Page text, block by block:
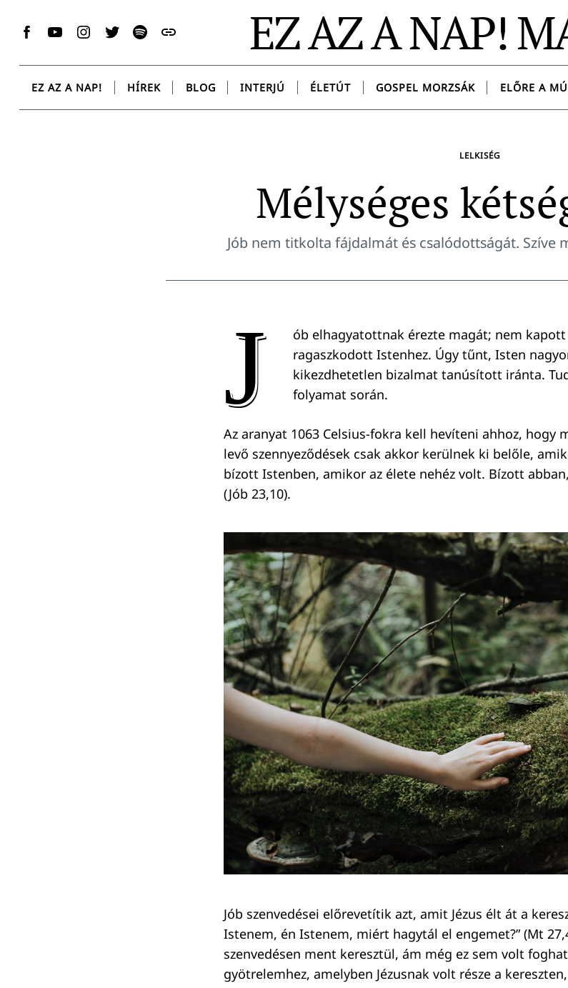
Facebook
YouTubeInstagram
TwitterSpotifyMessenger EZ AZ A NAP!
EZ AZ A NAP! HÍREK BLOG INTERJÚ ÉLETÚT GOSPEL MORZSÁK ELŐRE A
LELKISÉG
Mélységes
Jób nem titkolta fájdalmát és csalódottságát. Szíve
J
ób elhagyatottnak érezte magát; nem
ragaszkodott Istenhez. Úgy tűnt, Isten
kikezdhetetlen bizalmat tanúsított iránta.
folyamat során.
Az aranyat 1063 Celsius-fokra kell hevíteni ahhoz, hogy
levő szennyeződések csak akkor kerülnek ki belőle,
bízott Istenben, amikor az élete nehéz volt. Bízott
(Jób 23,10).
Jób szenvedései előrevetítik azt, amit Jézus élt át a
Istenem, én Istenem, miért hagytál el engemet?” (Mt
szenvedésen ment keresztül, ám még ez sem volt
gyötrelemhez, amelyben Jézusnak volt része a